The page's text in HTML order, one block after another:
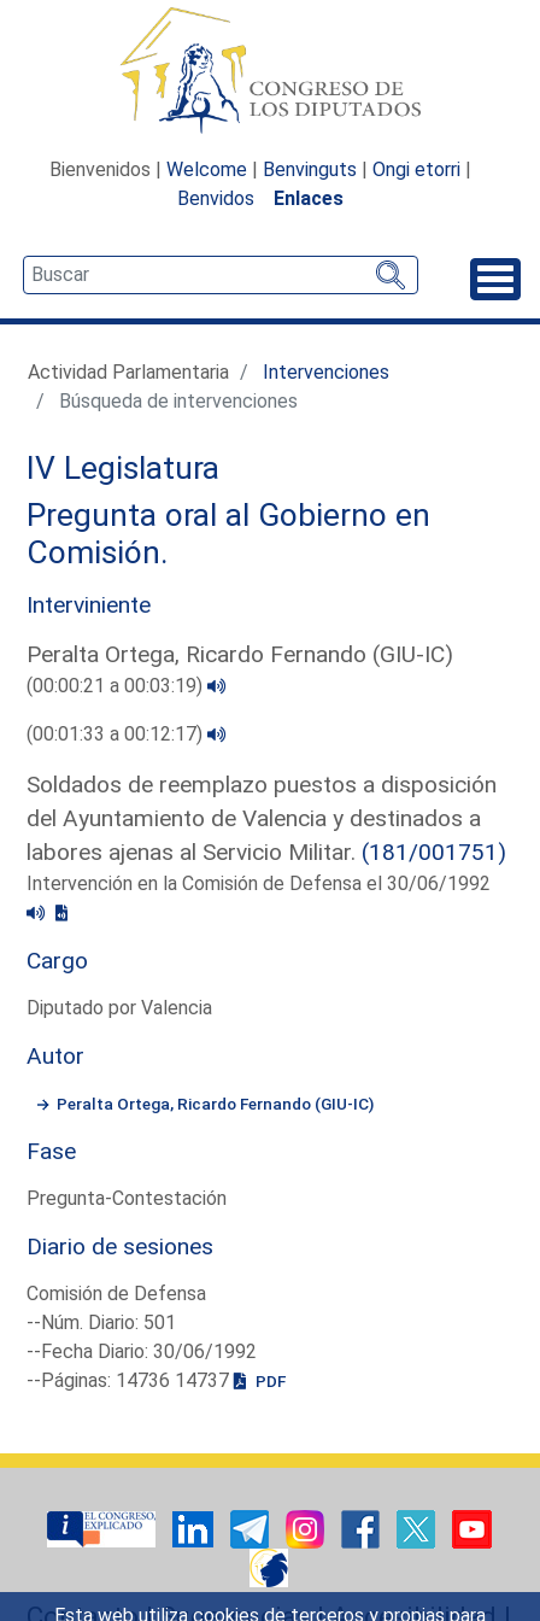
Esta web utiliza cookies de terceros y propias para
Bienvenidos | Welcome | Benvinguts | Ongi etorri |
Benvidos
Enlaces
Actividad Parlamentaria
Intervenciones
Búsqueda de intervenciones
IV Legislatura
Pregunta oral al Gobierno en
Comisión.
Interviniente
Peralta Ortega, Ricardo Fernando (GIU-IC)
(00:00:21 a 00:03:19)
(00:01:33 a 00:12:17)
Soldados de reemplazo puestos a disposición
del Ayuntamiento de Valencia y destinados a
labores ajenas al Servicio Militar. (181/001751)
Intervención en la Comisión de Defensa el 30/06/1992
Cargo
Diputado por Valencia
Autor
Peralta Ortega, Ricardo Fernando (GIU-IC)
Fase
Pregunta-Contestación
Diario de sesiones
Comisión de Defensa
--Núm. Diario: 501
--Fecha Diario: 30/06/1992
--Páginas: 14736 14737
PDF